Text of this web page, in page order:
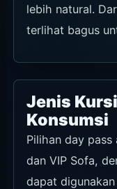
lebih natural.
terlihat bagus
Jenis
Konsumsi
Pilihan day pass
dan VIP Sofa,
dapat